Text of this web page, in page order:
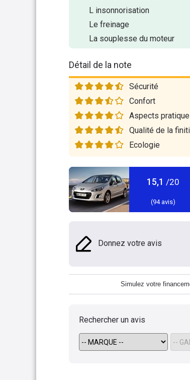
L insonnorisation
Le freinage
La souplesse du moteur
Détail de la note
Sécurité
Confort
Aspects
Qualité de la
Ecologie
15,1 /20
(94avis)
Donnez votre avis
Simulez votre
Rechercher un avis